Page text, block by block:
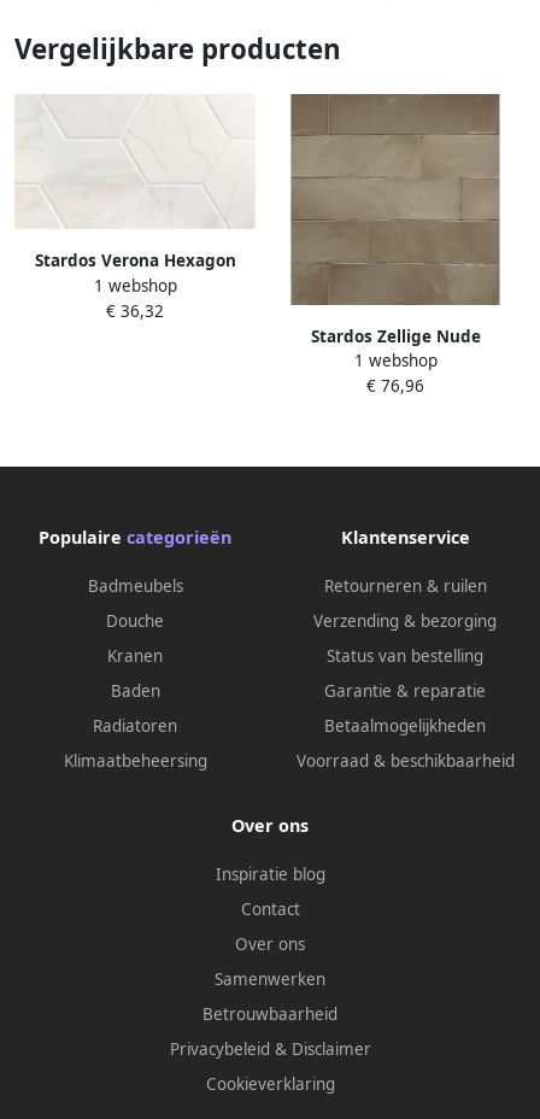
Vergelijkbare producten
Stardos Verona Hexagon
White Keramiek 13.9x16 cm
1 webshop
€ 36,32
Stardos Zellige Nude
Keramiek 6.2x25 cm Bruin
1 webshop
€ 76,96
Populaire categorieën
Badmeubels
Douche
Kranen
Baden
Radiatoren
Klimaatbeheersing
Klantenservice
Retourneren & ruilen
Verzending & bezorging
Status van bestelling
Garantie & reparatie
Betaalmogelijkheden
Voorraad & beschikbaarheid
Over ons
Inspiratie blog
Contact
Over ons
Samenwerken
Betrouwbaarheid
Privacybeleid & Disclaimer
Cookieverklaring